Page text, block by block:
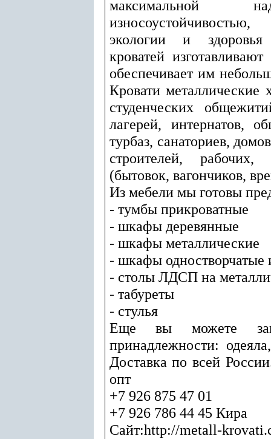
максимальной
экологии и
кроватей
обеспечивает им
Кровати металлические
студенческих
лагерей, интернатов,
турбаз, санаториев,
строителей,
(бытовок, вагончиков,
Из мебели мы готовы
- тумбы прикроватные
- шкафы деревянные
- шкафы металлические
- шкафы одностворчатые
- столы ЛДСП на
- табуреты
- стулья
Еще вы можете
принадлежности:
Доставка по всей
опт
+7 926 875 47 01
+7 926 786 44 45 Кира
Сайт:http://metall-